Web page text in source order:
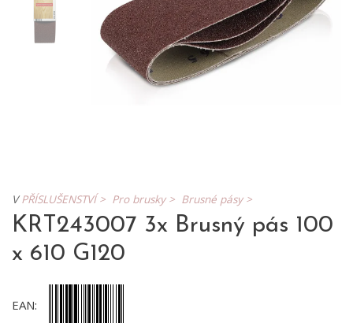
VPŘÍSLUŠENSTVÍ > Pro brusky > Brusné pásy >
KRT243007 3x Brusný pás 100
x 610 G120
EAN: